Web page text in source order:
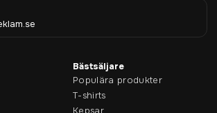
Bästsäljare
Populära produkter
T-shirts
Kepsar